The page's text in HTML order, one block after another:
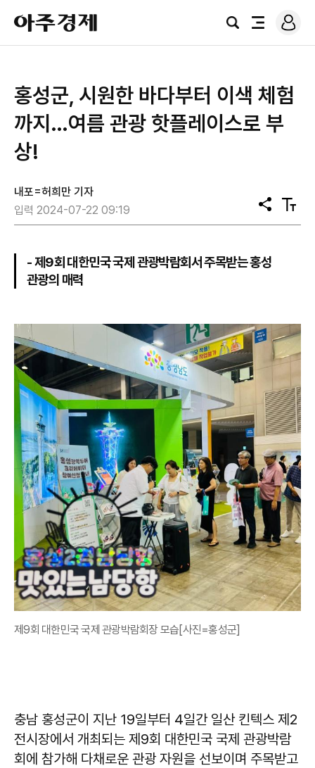
아
주
경
검
전
로
그
홍성군, 시원한 바다부터 이색 체험
까지…여름 관광 핫플레이스로 부
상!
내포=허희만 기자
입력 2024-07-22 09:19
공
유
텍
스
- 제9회 대한민국 국제 관광박람회서 주목받는 홍성
관광의 매력
제9회 대한민국 국제 관광박람회장 모습[사진=홍성군]
충남 홍성군이 지난 19일부터 4일간 일산 킨텍스 제2
전시장에서 개최되는 제9회 대한민국 국제 관광박람
회에 참가해 다채로운 관광 자원을 선보이며 주목받고